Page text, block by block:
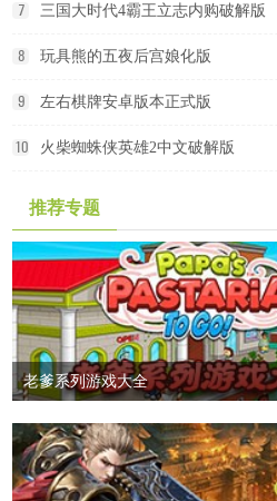
7 三国大时代4霸王立志内购破解版
8 玩具熊的五夜后宫娘化版
9 左右棋牌安卓版本正式版
10 火柴蜘蛛侠英雄2中文破解版
推荐专题
老爹系列游戏大全